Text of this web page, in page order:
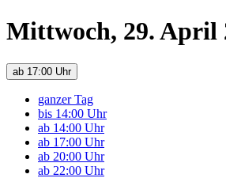
Mittwoch, 29. April
ab 17:00 Uhr
ganzer Tag
bis 14:00 Uhr
ab 14:00 Uhr
ab 17:00 Uhr
ab 20:00 Uhr
ab 22:00 Uhr